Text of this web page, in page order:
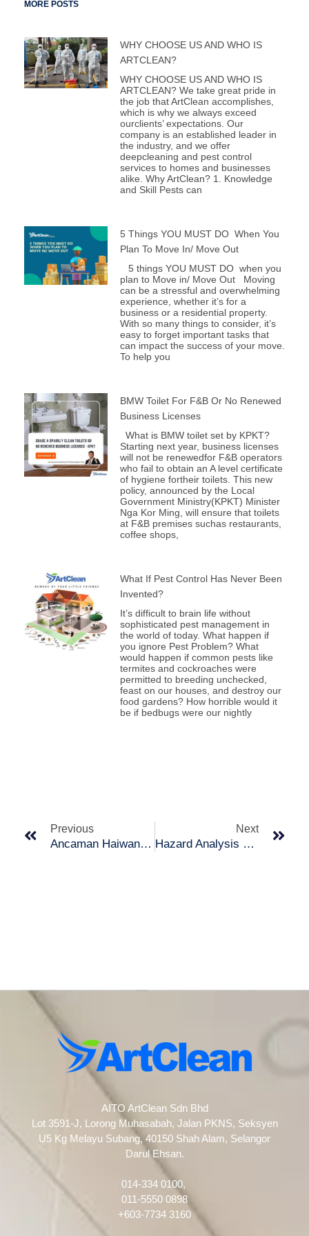
MORE POSTS
WHY CHOOSE US AND WHO IS
ARTCLEAN?
WHY CHOOSE US AND WHO IS
ARTCLEAN? We take great pride in
the job that ArtClean accomplishes,
which is why we always exceed
ourclients’ expectations. Our
company is an established leader in
the industry, and we offer
deepcleaning and pest control
services to homes and businesses
alike. Why ArtClean? 1. Knowledge
and Skill Pests can
5 Things YOU MUST DO When You
Plan To Move In/ Move Out
5 things YOU MUST DO when you
plan to Move in/ Move Out Moving
can be a stressful and overwhelming
experience, whether it’s for a
business or a residential property.
With so many things to consider, it’s
easy to forget important tasks that
can impact the success of your move.
To help you
BMW Toilet For F&B Or No Renewed
Business Licenses
What is BMW toilet set by KPKT?
Starting next year, business licenses
will not be renewedfor F&B operators
who fail to obtain an A level certificate
of hygiene fortheir toilets. This new
policy, announced by the Local
Government Ministry(KPKT) Minister
Nga Kor Ming, will ensure that toilets
at F&B premises suchas restaurants,
coffee shops,
What If Pest Control Has Never Been
Invented?
It’s difficult to brain life without
sophisticated pest management in
the world of today. What happen if
you ignore Pest Problem? What
would happen if common pests like
termites and cockroaches were
permitted to breeding unchecked,
feast on our houses, and destroy our
food gardens? How horrible would it
be if bedbugs were our nightly
Previous
Ancaman Haiwan Perosak yang Biasa dan Puncanya
Next
Hazard Analysis Critical Control Point (HACCP)
AITO ArtClean Sdn Bhd
Lot 3591-J, Lorong Muhasabah, Jalan PKNS, Seksyen
U5 Kg Melayu Subang, 40150 Shah Alam, Selangor
Darul Ehsan.
014-334 0100,
011-5550 0898
+603-7734 3160